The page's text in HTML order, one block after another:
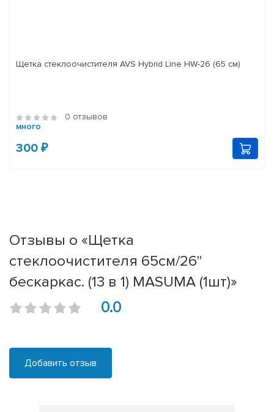
Щетка стеклоочистителя AVS Hybrid Line HW-26 (65 см)
0 отзывов
много
300 ₽
Отзывы о «Щетка
стеклоочистителя 65см/26''
бескаркас. (13 в 1) MASUMA (1шт)»
0.0
Добавить отзыв